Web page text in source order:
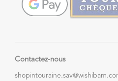
Contactez-nous